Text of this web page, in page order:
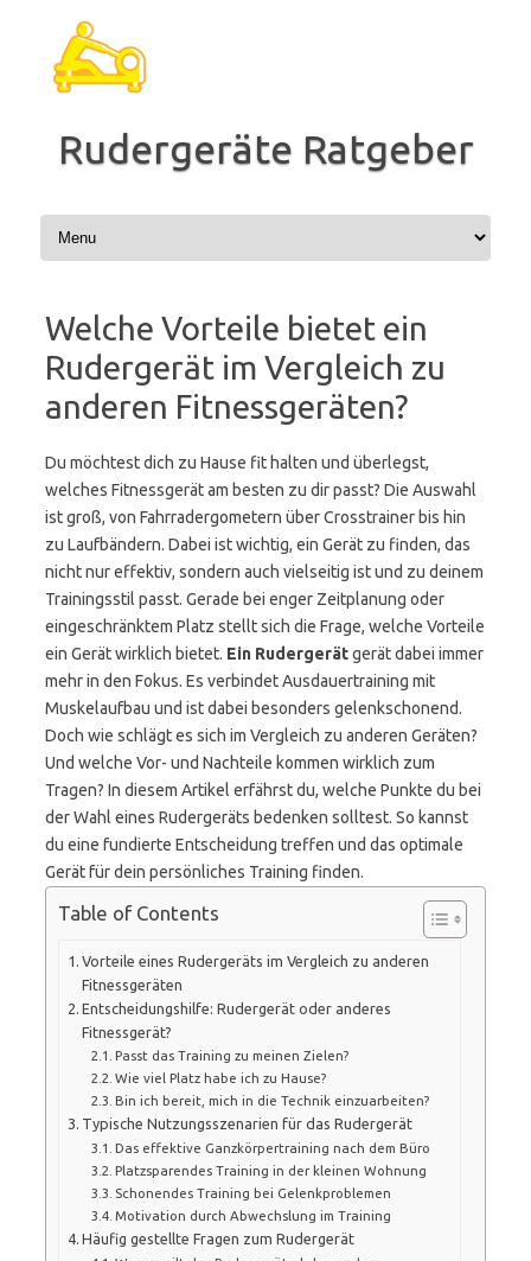
springen
Rudergeräte Ratgeber
Welche Vorteile bietet ein
Rudergerät im Vergleich zu
anderen Fitnessgeräten?
Du möchtest dich zu Hause fit halten und überlegst,
welches Fitnessgerät am besten zu dir passt? Die Auswahl
ist groß, von Fahrradergometern über Crosstrainer bis hin
zu Laufbändern. Dabei ist wichtig, ein Gerät zu finden, das
nicht nur effektiv, sondern auch vielseitig ist und zu deinem
Trainingsstil passt. Gerade bei enger Zeitplanung oder
eingeschränktem Platz stellt sich die Frage, welche Vorteile
ein Gerät wirklich bietet. Ein Rudergerätgerät dabei immer
mehr in den Fokus. Es verbindet Ausdauertraining mit
Muskelaufbau und ist dabei besonders gelenkschonend.
Doch wie schlägt es sich im Vergleich zu anderen Geräten?
Und welche Vor- und Nachteile kommen wirklich zum
Tragen? In diesem Artikel erfährst du, welche Punkte du bei
der Wahl eines Rudergeräts bedenken solltest. So kannst
du eine fundierte Entscheidung treffen und das optimale
Gerät für dein persönliches Training finden.
Table of Contents
Vorteile eines Rudergeräts im Vergleich zu anderen
Fitnessgeräten
Entscheidungshilfe: Rudergerät oder anderes
Fitnessgerät?
Passt das Training zu meinen Zielen?
Wie viel Platz habe ich zu Hause?
Bin ich bereit, mich in die Technik einzuarbeiten?
Typische Nutzungsszenarien für das Rudergerät
Das effektive Ganzkörpertraining nach dem Büro
Platzsparendes Training in der kleinen Wohnung
Schonendes Training bei Gelenkproblemen
Motivation durch Abwechslung im Training
Häufig gestellte Fragen zum Rudergerät